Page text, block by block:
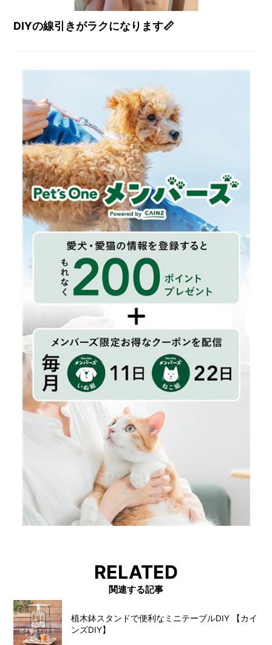
DIYの線引きがラクになります📏
RELATED
関連する記事
植木鉢スタンドで便利なミニテーブルDIY 【カイ
ンズDIY】